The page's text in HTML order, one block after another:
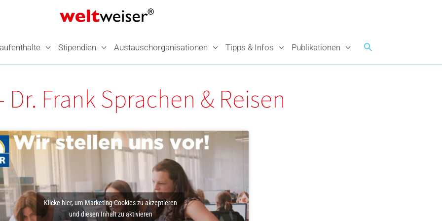
Stipendien Austausch­organisationen Tipps & Infos Publikationen
Dr. Frank Sprachen & Reisen
Klicke hier, um Marketing-Cookies zu akzeptieren
und diesen Inhalt zu aktivieren